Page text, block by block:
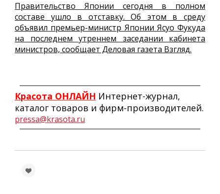
Правительство Японии сегодня в полном
составе ушло в отставку. Об этом в среду
объявил премьер-министр Японии Ясуо Фукуда
на последнем утреннем заседании кабинета
министров, сообщает Деловая газета Взгляд.
Красота ОНЛАЙН Интернет-журнал,
каталог товаров и фирм-производителей.
pressa@krasota.ru